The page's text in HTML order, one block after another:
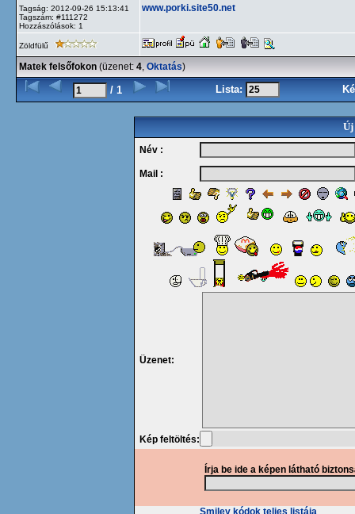
Tagság: 2012-09-26 15:13:41
Tagszám: #111272
Hozzászólások: 1
www.porki.site50.net
Zöldfülű
Matek felsőfokon (üzenet: 4, Oktatás)
/ 1 Lista:
Új
Név :
Mail :
Üzenet:
Kép feltöltés:
Írja be ide a képen látható
Smiley kódok teljes listája